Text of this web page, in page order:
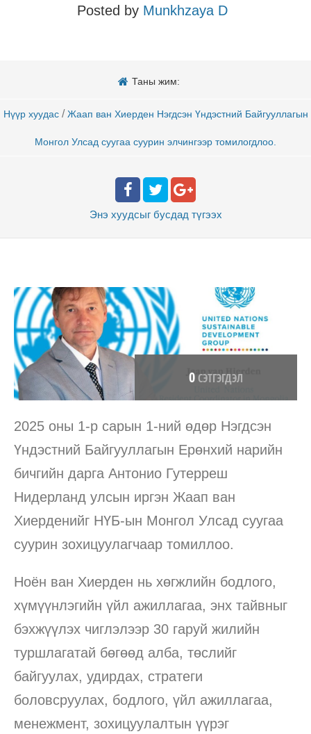
Posted by Munkhzaya D
Таны жим:
Нүүр хуудас / Жаап ван Хиерден Нэгдсэн Үндэстний Байгууллагын
Монгол Улсад суугаа суурин элчингээр томилогдлоо.
Энэ хуудсыг бусдад түгээх
0СЭТГЭГДЭЛ
2025 оны 1-р сарын 1-ний өдөр Нэгдсэн
Үндэстний Байгууллагын Ерөнхий нарийн
бичгийн дарга Антонио Гутерреш
Нидерланд улсын иргэн Жаап ван
Хиерденийг НҮБ-ын Монгол Улсад суугаа
суурин зохицуулагчаар томиллоо.
Ноён ван Хиерден нь хөгжлийн бодлого,
хүмүүнлэгийн үйл ажиллагаа, энх тайвныг
бэхжүүлэх чиглэлээр 30 гаруй жилийн
туршлагатай бөгөөд алба, төслийг
байгуулах, удирдах, стратеги
боловсруулах, бодлого, үйл ажиллагаа,
менежмент, зохицуулалтын үүрэг